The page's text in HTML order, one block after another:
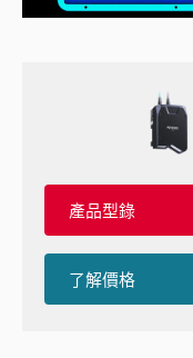
產品型錄
了解價格